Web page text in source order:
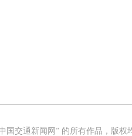
国交通新闻网” 的所有作品，版